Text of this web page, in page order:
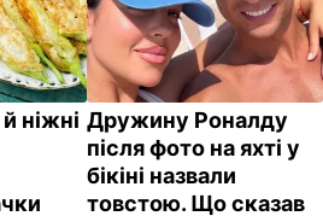
ніжні Дружину Роналду
після фото на яхті у
бікіні назвали
товстою. Що сказав